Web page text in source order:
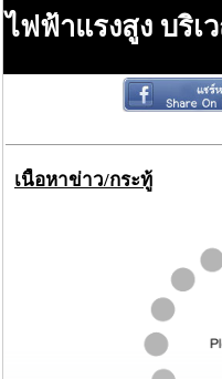
ไฟฟ้าแรงสูง บริเ
เนื้อหาข่าว/กระทู้